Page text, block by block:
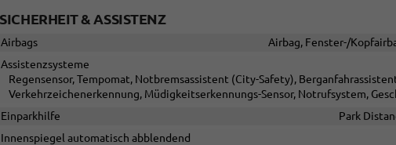
SICHERHEIT & ASSISTENZ
Airbags
Airbag, Fenster-/
Assistenzsysteme
Regensensor, Tempomat, Notbremsassistent (City-Safety),
Verkehrzeichenerkennung, Müdigkeitserkennungs-Sensor, Notrufsystem,
Einparkhilfe
Park
Innenspiegel automatisch abblendend